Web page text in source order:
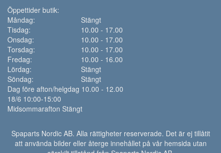
Öppettider butik:
Måndag:
Stängt
Tisdag:
10.00 - 17.00
Onsdag:
10.00 - 17.00
Torsdag:
10.00 - 17.00
Fredag:
10.00 - 16.00
Lördag:
Stängt
Söndag:
Stängt
Dag före afton/helgdag 10.00 - 12.00
18/6 10:00-15:00
Midsommarafton Stängt
Spaparts Nordic AB. Alla rättigheter reserverade. Det är ej tillåtit
att använda bilder eller återge innehållet på vår hemsida utan